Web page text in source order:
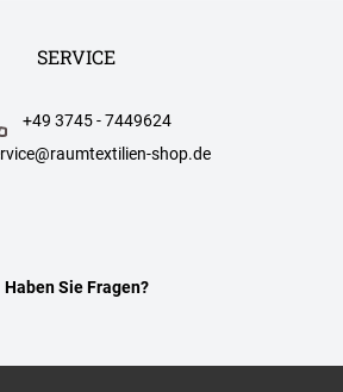
SERVICE
Haben Sie Fragen?
+49 3745 - 7449624
shop.de